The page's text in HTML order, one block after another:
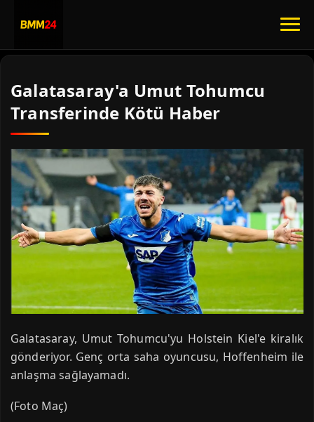
Galatasaray'a Umut Tohumcu
Transferinde Kötü Haber
Galatasaray, Umut Tohumcu'yu Holstein Kiel'e kiralık
gönderiyor. Genç orta saha oyuncusu, Hoffenheim ile
anlaşma sağlayamadı.
(Foto Maç)